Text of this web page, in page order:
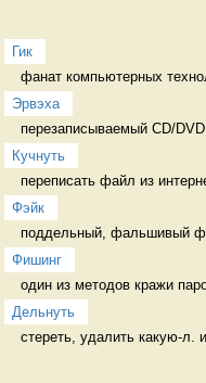
Гик
фанат компьютерных
Эрвэха
перезаписываемый CD/
Кучнуть
переписать файл из
Фэйк
поддельный, фальшивый
Фишинг
один из методов кражи
Дельнуть
стереть, удалить какую-